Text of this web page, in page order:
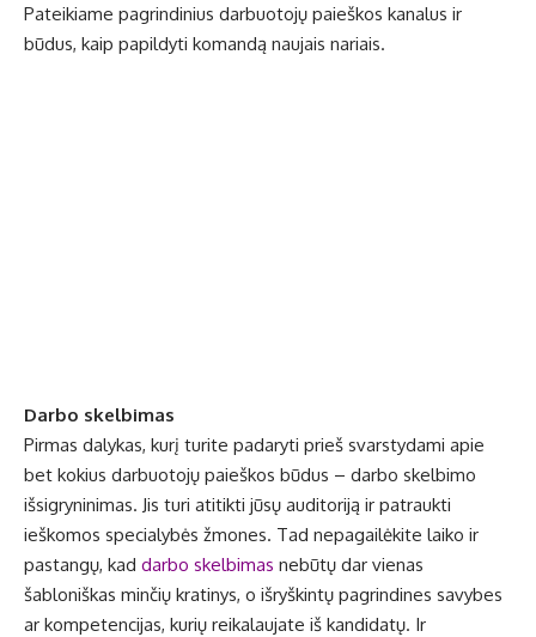
Pateikiame pagrindinius darbuotojų paieškos kanalus ir
būdus, kaip papildyti komandą naujais nariais.
Darbo skelbimas
Pirmas dalykas, kurį turite padaryti prieš svarstydami apie
bet kokius darbuotojų paieškos būdus – darbo skelbimo
išsigryninimas. Jis turi atitikti jūsų auditoriją ir patraukti
ieškomos specialybės žmones. Tad nepagailėkite laiko ir
pastangų, kad darbo skelbimas nebūtų dar vienas
šabloniškas minčių kratinys, o išryškintų pagrindines savybes
ar kompetencijas, kurių reikalaujate iš kandidatų. Ir